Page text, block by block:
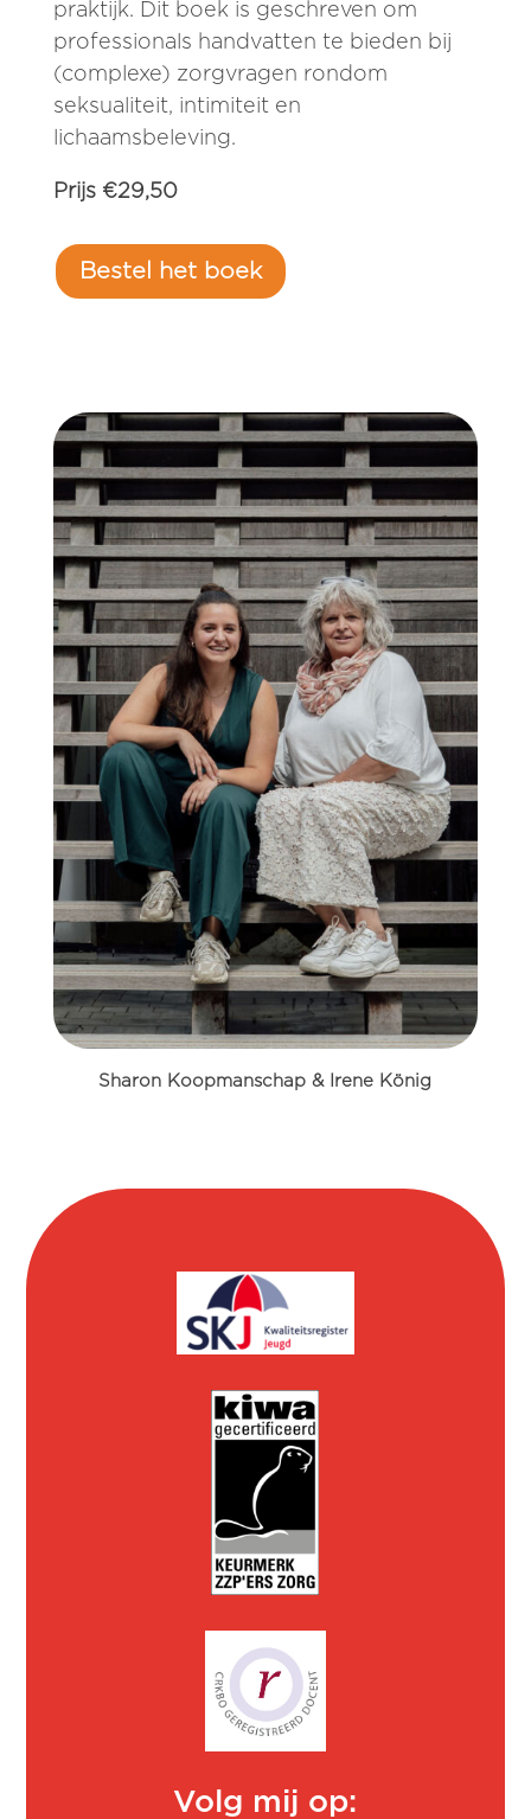
praktijk. Dit boek is geschreven om
professionals handvatten te bieden bij
(complexe) zorgvragen rondom
seksualiteit, intimiteit en
lichaamsbeleving.
Prijs €29,50
Bestel het boek
Sharon Koopmanschap & Irene König
Volg mij op: